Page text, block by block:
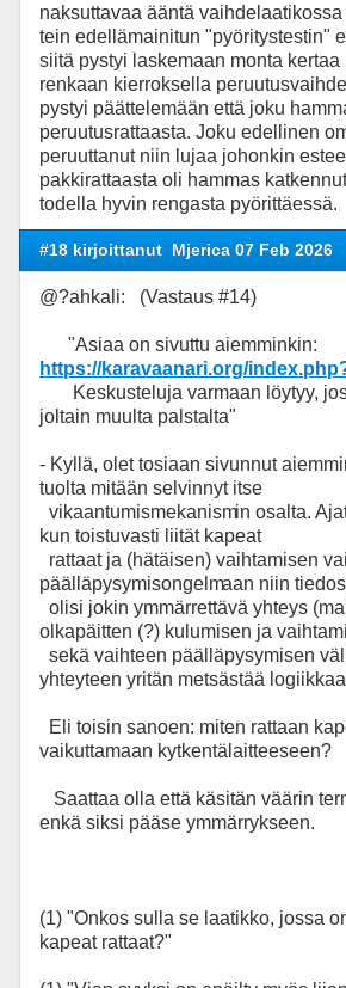
naksuttavaa ääntä
tein edellämainitun "pyöritystestin"
siitä pystyi laskemaan monta
renkaan kierroksella
pystyi päättelemään että joku
peruutusrattaasta. Joku edellinen
peruuttanut niin lujaa johonkin
pakkirattaasta oli hammas
todella hyvin rengasta pyörittäessä.
#18 kirjoittanut Mjerica 07 Feb 2026
@?ahkali: (Vastaus #14)
"Asiaa on sivuttu aiemminkin:
https://karavaanari.org/
Keskusteluja varmaan löytyy,
joltain muulta palstalta"
- Kyllä, olet tosiaan sivunnut
tuolta mitään selvinnyt itse
vikaantumismekanismin osalta.
kun toistuvasti liität kapeat
rattaat ja (hätäisen) vaihtamisen
päälläpysymisongelmaan niin
olisi jokin ymmärrettävä yhteys
olkapäitten (?) kulumisen ja
sekä vaihteen päälläpysymisen
yhteyteen yritän metsästää
Eli toisin sanoen: miten rattaan
vaikuttamaan kytkentälaitteeseen?
Saattaa olla että käsitän väärin
enkä siksi pääse ymmärrykseen.
(1) "Onkos sulla se laatikko, jossa
kapeat rattaat?"